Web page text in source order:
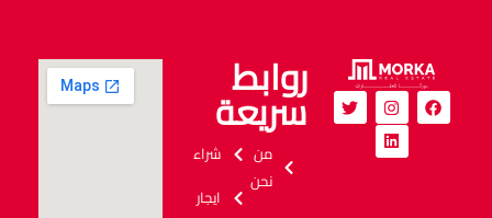
روابط
سريعة
شراء
ايجار
من
نحن